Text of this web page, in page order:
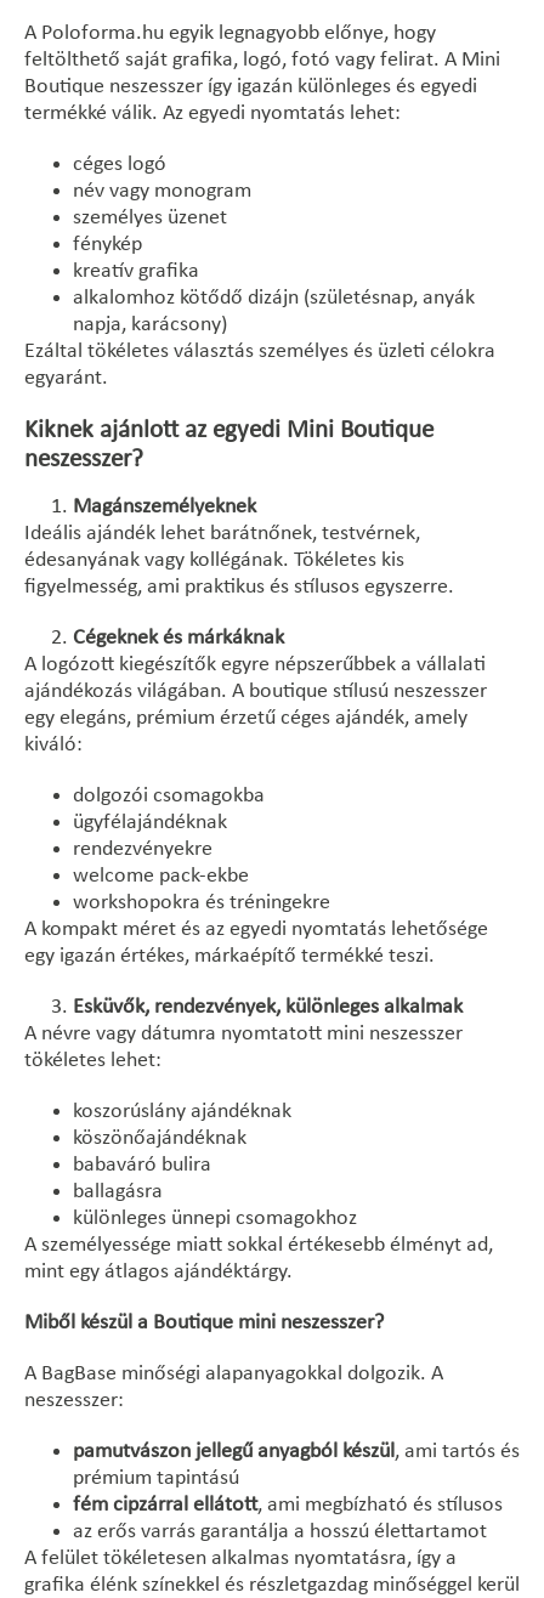
A Poloforma.hu egyik legnagyobb előnye, hogy
feltölthető saját grafika, logó, fotó vagy felirat. A Mini
Boutique neszesszer így igazán különleges és egyedi
termékké válik. Az egyedi nyomtatás lehet:
céges logó
név vagy monogram
személyes üzenet
fénykép
kreatív grafika
alkalomhoz kötődő dizájn (születésnap, anyák
napja, karácsony)
Ezáltal tökéletes választás személyes és üzleti célokra
egyaránt.
Kiknek ajánlott az egyedi Mini Boutique
neszesszer?
Magánszemélyeknek
Ideális ajándék lehet barátnőnek, testvérnek,
édesanyának vagy kollégának. Tökéletes kis
figyelmesség, ami praktikus és stílusos egyszerre.
Cégeknek és márkáknak
A logózott kiegészítők egyre népszerűbbek a vállalati
ajándékozás világában. A boutique stílusú neszesszer
egy elegáns, prémium érzetű céges ajándék, amely
kiváló:
dolgozói csomagokba
ügyfélajándéknak
rendezvényekre
welcome pack-ekbe
workshopokra és tréningekre
A kompakt méret és az egyedi nyomtatás lehetősége
egy igazán értékes, márkaépítő termékké teszi.
Esküvők, rendezvények, különleges alkalmak
A névre vagy dátumra nyomtatott mini neszesszer
tökéletes lehet:
koszorúslány ajándéknak
köszönőajándéknak
babaváró bulira
ballagásra
különleges ünnepi csomagokhoz
A személyessége miatt sokkal értékesebb élményt ad,
mint egy átlagos ajándéktárgy.
Miből készül a Boutique mini neszesszer?
A BagBase minőségi alapanyagokkal dolgozik. A
neszesszer:
pamutvászon jellegű anyagból készül, ami tartós és
prémium tapintású
fém cipzárral ellátott, ami megbízható és stílusos
az erős varrás garantálja a hosszú élettartamot
A felület tökéletesen alkalmas nyomtatásra, így a
grafika élénk színekkel és részletgazdag minőséggel kerül